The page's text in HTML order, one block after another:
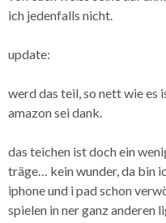
ich jedenfalls nicht.
update:
werd das teil, so nett wie es
amazon sei dank.
das teichen ist doch ein
träge… kein wunder, da bin
iphone und i pad schon
spielen in ner ganz anderen